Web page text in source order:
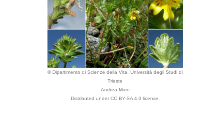
© Dipartimento di Scienze della Vita, Università degli Studi di
Trieste
Andrea Moro
Distributed under CC BY-SA 4.0 license.